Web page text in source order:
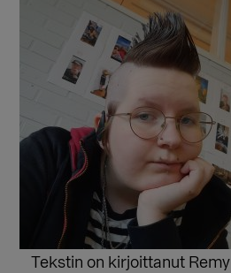
Tekstin on kirjoittanut Remy